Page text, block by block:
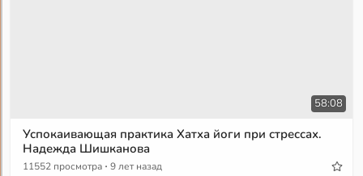
58:08
Успокаивающая практика Хатха йоги при стрессах.
Надежда Шишканова
11552 просмотра · 9 лет назад